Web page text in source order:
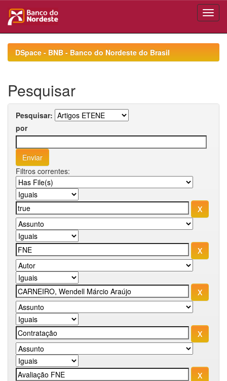
navigationDSpace - BNB - Banco do Nordeste do Brasil
Pesquisar
Pesquisar:
por
Filtros correntes: